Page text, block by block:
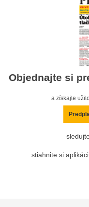
Objednajte si
a získajte
stiahnite si